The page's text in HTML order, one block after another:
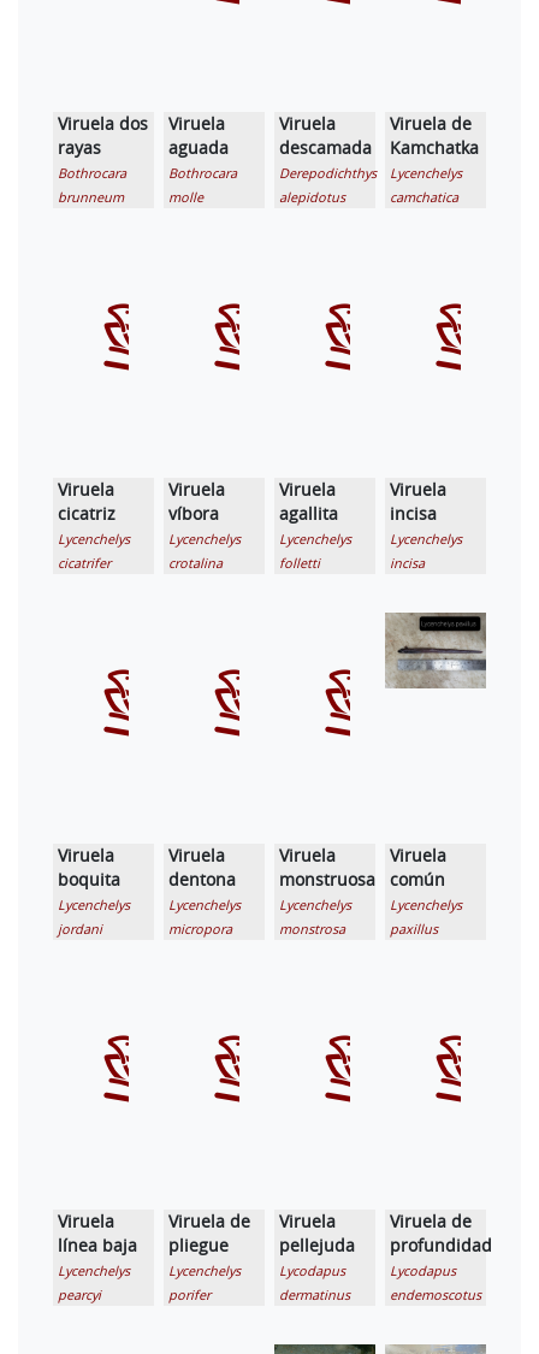
Viruela dos
rayas
Bothrocara
brunneum
Viruela
aguada
Bothrocara
molle
Viruela
descamada
Derepodichthys
alepidotus
Viruela de
Kamchatka
Lycenchelys
camchatica
Viruela
cicatriz
Lycenchelys
cicatrifer
Viruela
víbora
Lycenchelys
crotalina
Viruela
agallita
Lycenchelys
folletti
Viruela
incisa
Lycenchelys
incisa
Viruela
boquita
Lycenchelys
jordani
Viruela
dentona
Lycenchelys
micropora
Viruela
monstruosa
Lycenchelys
monstrosa
Viruela
común
Lycenchelys
paxillus
Viruela
línea baja
Lycenchelys
pearcyi
Viruela de
pliegue
Lycenchelys
porifer
Viruela
pellejuda
Lycodapus
dermatinus
Viruela de
profundidad
Lycodapus
endemoscotus